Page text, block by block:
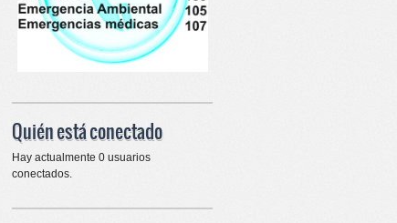
Quién está conectado
Hay actualmente 0 usuarios
conectados.